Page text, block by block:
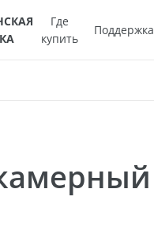
Где
купить
Поддержка